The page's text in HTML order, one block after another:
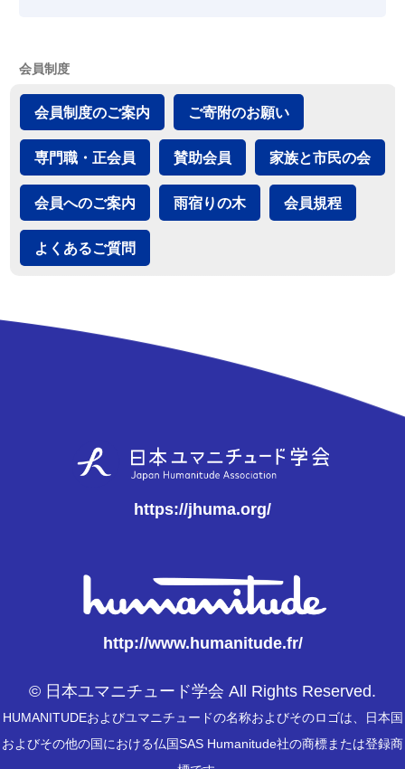
会員制度
会員制度のご案内 ご寄附のお願い
専門職・正会員 賛助会員 家族と市民の会
会員へのご案内 雨宿りの木 会員規程
よくあるご質問
https://jhuma.org/
http://www.humanitude.fr/
© 日本ユマニチュード学会 All Rights Reserved.
HUMANITUDEおよびユマニチュードの名称およびそのロゴは、日本国
およびその他の国における仏国SAS Humanitude社の商標または登録商